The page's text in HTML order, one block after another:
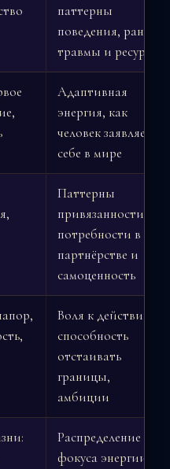
паттерны
поведения, ранние
травмы и ресурсы
Адаптивная
энергия, как
человек заявляет о
себе в мире
Паттерны
привязанности,
потребности в
партнёрстве и
самоценность
Воля к действию,
способность
отстаивать
границы,
амбиции
Распределение
фокуса энергии,